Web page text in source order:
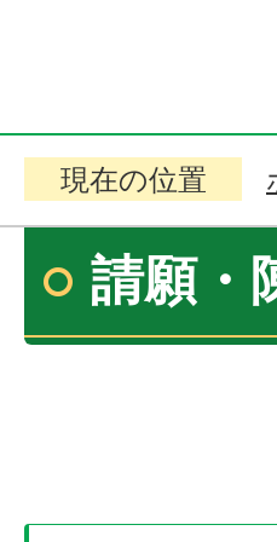
現在の位置
請願・